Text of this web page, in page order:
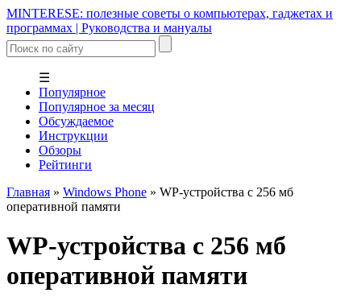
MINTERESE: полезные советы о компьютерах, гаджетах и
программах | Руководства и мануалы
☰
Популярное
Популярное за месяц
Обсуждаемое
Инструкции
Обзоры
Рейтинги
Главная » Windows Phone » WP-устройства с 256 мб
оперативной памяти
WP-устройства с 256 мб
оперативной памяти